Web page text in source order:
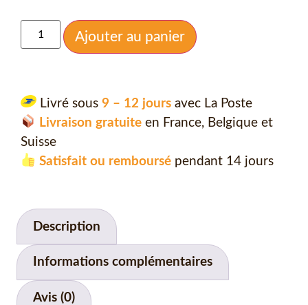
Ajouter au panier
Livré sous 9 – 12 jours avec La Poste
Livraison gratuiteen France, Belgique et
Suisse
Satisfait ou remboursépendant 14 jours
Description
Informations complémentaires
Avis (0)